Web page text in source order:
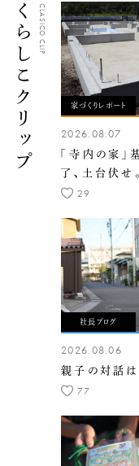
くらしこクリップCLASICO CLIP
家づくりレポート
2026.08.07
「寺内の家」
了、土台伏せ。
29
社長ブログ
2026.08.06
親子の対話は
77